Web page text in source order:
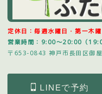
定休日：毎週水曜日・第一木曜
営業時間：9:00～20:00（
〒653-0843 神戸市長田区御
LINEで予約